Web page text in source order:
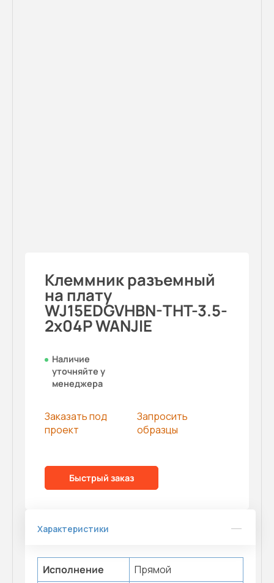
Клеммник разъемный
на плату
WJ15EDGVHBN-THT-3.5-
2x04P WANJIE
Наличие
уточняйте у
менеджера
Заказать под
проект
Запросить
образцы
Быстрый заказ
Характеристики
Исполнение
Прямой